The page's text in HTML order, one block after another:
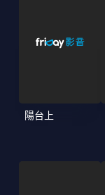
陽台上